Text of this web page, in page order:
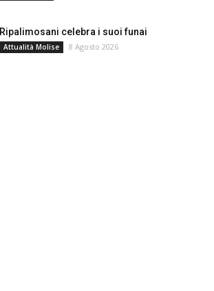
Ripalimosani celebra i suoi funai
Attualità Molise 8 Agosto 2026